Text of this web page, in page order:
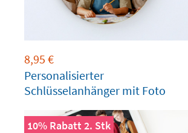
8,95 €
Personalisierter
Schlüsselanhänger mit Foto
10% Rabatt 2. Stk